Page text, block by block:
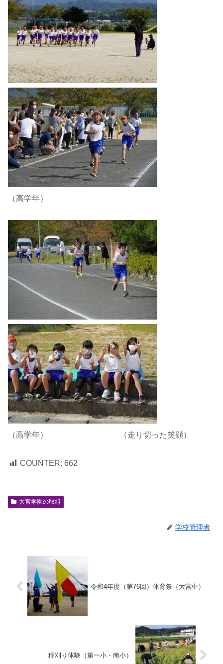
（高学年）
（高学年） （走り切った笑顔）
COUNTER: 662
大宮学園の取組
学校管理者
令和4年度（第76回）体育祭（大宮中）
稲刈り体験（第一小・南小）